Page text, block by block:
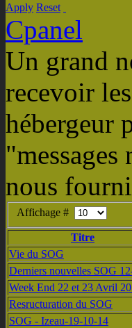
Apply Reset
Cpanel
Un grand
recevoir
hébergeur
nous
Affichage #
Titre
Vie du SOG
Derniers nouvelles SOG
Week End 22 et 23 Avril
Resructuration du SOG
SOG - Izeau-19-10-14